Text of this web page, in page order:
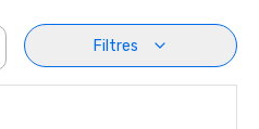
Filtres